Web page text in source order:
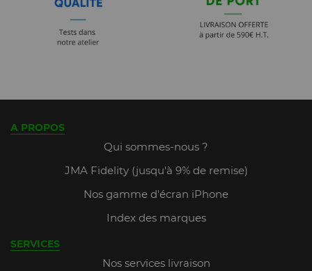
A PROPOS
Qui sommes-nous ?
JMA Fidelity (jusqu'à 9% de remise)
Nos gamme d'écran iPhone
Index des marques
SERVICES
Nos services livraison